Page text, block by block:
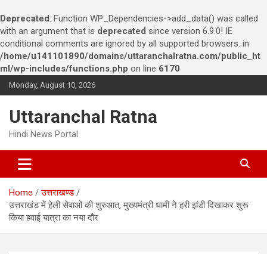
Deprecated: Function WP_Dependencies->add_data() was called
with an argument that is deprecated since version 6.9.0! IE
conditional comments are ignored by all supported browsers. in
/home/u141101890/domains/uttaranchalratna.com/public_ht
ml/wp-includes/functions.php on line 6170
k
n
t
Monday, August 10, 2026
Uttaranchal Ratna
Hindi News Portal
Home
उत्तराखण्ड
उत्तराखंड में हेली सेवाओं की शुरुआत, मुख्यमंत्री धामी ने हरी झंडी दिखाकर शुरू
किया हवाई यात्रा का नया दौर